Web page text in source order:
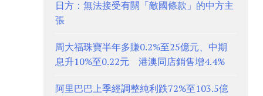
日方：無法接受有關「敵國條款」的中方主
張
周大福珠寶半年多賺0.2%至25億元、中期
息升10%至0.22元 港澳同店銷售增4.4%
阿里巴巴上季經調整純利跌72%至103.5億